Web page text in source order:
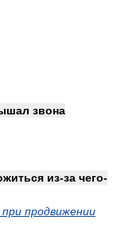
звона
из-за чего-
продвижении